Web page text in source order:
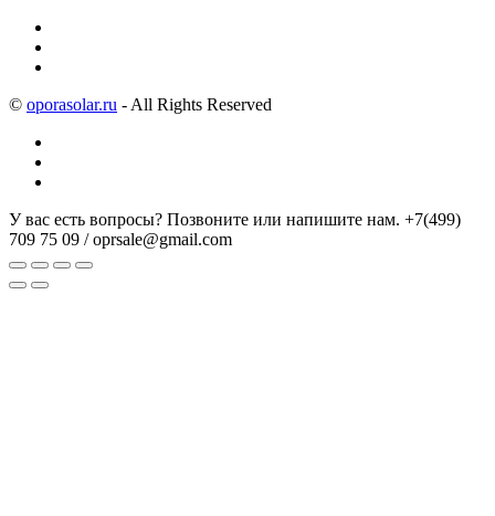
© oporasolar.ru - All Rights Reserved
У вас есть вопросы? Позвоните или напишите нам. +7(499)
709 75 09 / oprsale@gmail.com